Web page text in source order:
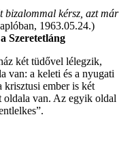
bizalommal kérsz, azt már
1963.05.24.)
Szeretetláng
két tüdővel lélegzik,
van: a keleti és a nyugati
ember is két
oldala van. Az egyik oldal